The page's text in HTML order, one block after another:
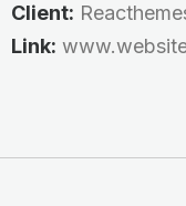
Client:
Link: